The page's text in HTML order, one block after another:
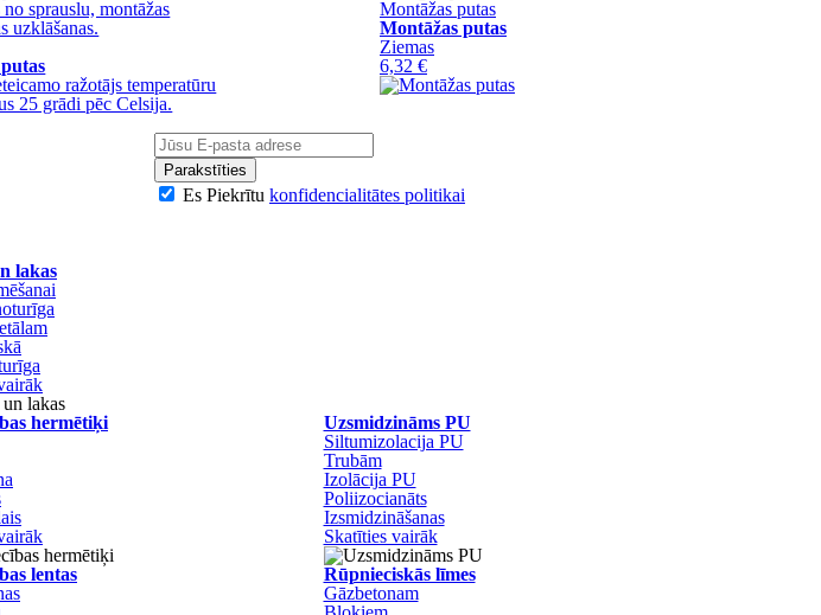
sprauslu, montāžas
uzklāšanas.
ražotājs temperatūru
25 grādi pēc Celsija.
Montāžas putas
Montāžas putas
Ziemas
6,32 €
Parakstīties
Es Piekrītu konfidencialitātes politikai
lakas
hermētiķi
Uzsmidzināms PU
Siltumizolacija PU
Trubām
Izolācija PU
Poliizocianāts
Izsmidzināšanas
Skatīties vairāk
lentas
Rūpnieciskās līmes
Gāzbetonam